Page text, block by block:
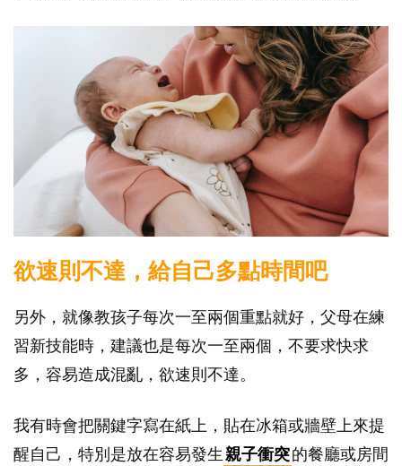
欲速則不達 ，給自己多點時間吧
另外，就像教孩子每次一至兩個重點就好，父母在練
習新技能時，建議也是每次一至兩個，不要求快求
多，容易造成混亂，欲速則不達。
我有時會把關鍵字寫在紙上，貼在冰箱或牆壁上來提
醒自己，特別是放在容易發生 親子衝突的餐廳或房間